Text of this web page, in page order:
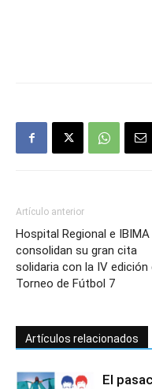
Artículo anterior
Hospital Regional e IBIMA
consolidan su gran cita
solidaria con la IV edición
Torneo de Fútbol 7
Artículos relacionados
El